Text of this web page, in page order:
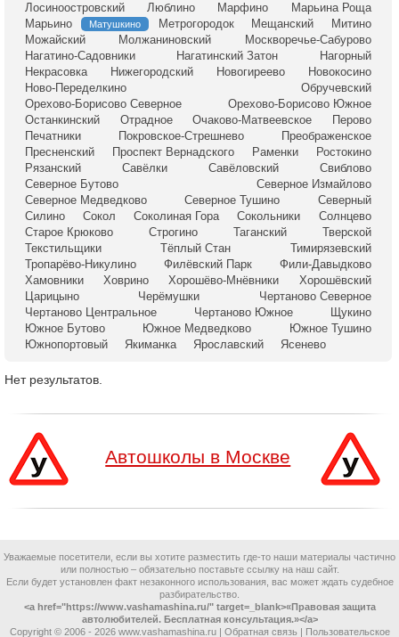
Лосиноостровский
Люблино Марфино
Марьина Роща
Марьино
Матушкино Метрогородок Мещанский
Митино
Можайский
Молжаниновский
Москворечье-Сабурово
Нагатино-Садовники
Нагатинский Затон
Нагорный
Некрасовка
Нижегородский Новогиреево
Новокосино
Ново-Переделкино
Обручевский
Орехово-Борисово Северное
Орехово-Борисово Южное
Останкинский
Отрадное Очаково-Матвеевское
Перово
Печатники
Покровское-Стрешнево
Преображенское
Пресненский
Проспект Вернадского Раменки
Ростокино
Рязанский
Савёлки Савёловский
Свиблово
Северное Бутово
Северное Измайлово
Северное Медведково
Северное Тушино
Северный
Силино
Сокол Соколиная Гора Сокольники
Солнцево
Старое Крюково
Строгино Таганский
Тверской
Текстильщики
Тёплый Стан
Тимирязевский
Тропарёво-Никулино
Филёвский Парк
Фили-Давыдково
Хамовники
Ховрино Хорошёво-Мнёвники
Хорошёвский
Царицыно
Черёмушки
Чертаново Северное
Чертаново Центральное
Чертаново Южное
Щукино
Южное Бутово
Южное Медведково
Южное Тушино
Южнопортовый
Якиманка Ярославский Ясенево
Нет результатов.
Автошколы в Москве
Уважаемые посетители, если вы хотите разместить где-то наши материалы частично
или полностью – обязательно поставьте ссылку на наш сайт.
Если будет установлен факт незаконного использования, вас может ждать судебное
разбирательство.
<a href="https://www.vashamashina.ru/" target=_blank>«Правовая защита
автолюбителей. Бесплатная консультация.»</a>
Copyright © 2006 - 2026 www.vashamashina.ru | Обратная связь | Пользовательское